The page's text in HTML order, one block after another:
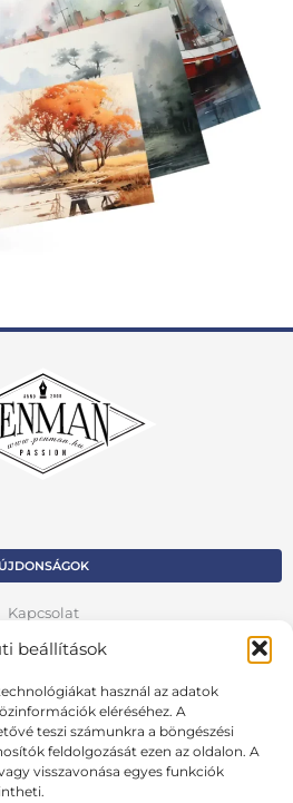
beállítások
használ az adatok
eléréséhez. A
teszi számunkra a böngészési
feldolgozását ezen az oldalon. A
visszavonása egyes funkciók
ÚJDONSÁGOK
Kapcsolat
Kosár
Fiók
szabályzat
AZ ELŐZŐ OLDALRA